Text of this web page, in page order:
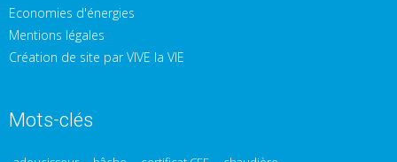
Economies d'énergies
Mentions légales
Création de site par VIVE la VIE
Mots-clés